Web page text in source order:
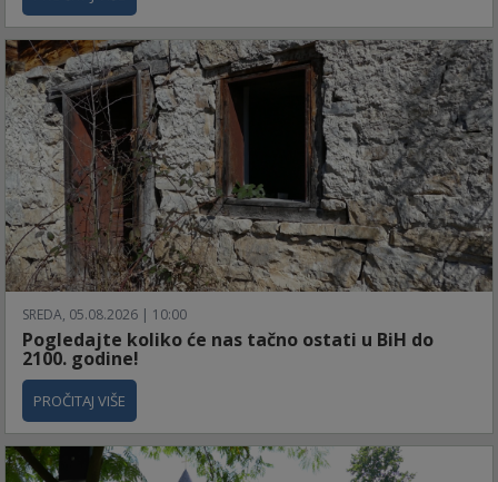
SREDA, 05.08.2026 | 10:00
Pogledajte koliko će nas tačno ostati u BiH do
2100. godine!
PROČITAJ VIŠE